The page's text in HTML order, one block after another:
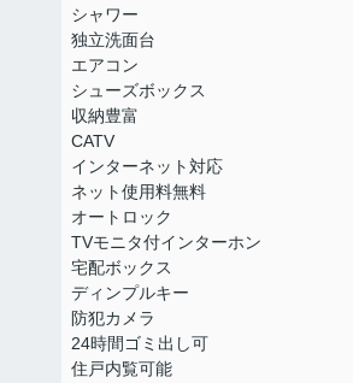
シャワー
独立洗面台
エアコン
シューズボックス
収納豊富
CATV
インターネット対応
ネット使用料無料
オートロック
TVモニタ付インターホン
宅配ボックス
ディンプルキー
防犯カメラ
24時間ゴミ出し可
住戸内覧可能